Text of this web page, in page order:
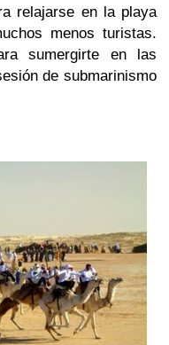
relajarse en la playa
menos turistas.
sumergirte en las
de submarinismo